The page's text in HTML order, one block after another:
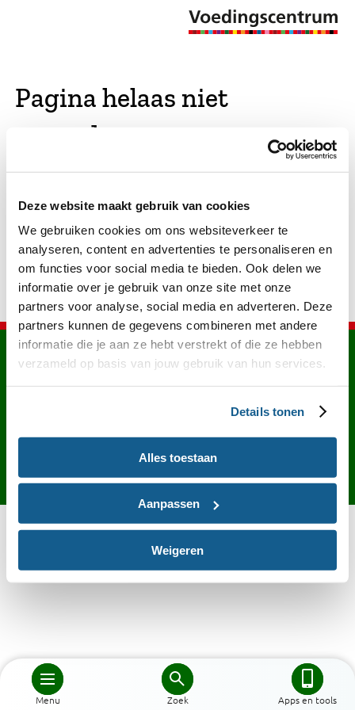
Deze website maakt gebruik van cookies
We gebruiken cookies om ons websiteverkeer te
analyseren, content en advertenties te personaliseren en
om functies voor social media te bieden. Ook delen we
informatie over je gebruik van onze site met onze
partners voor analyse, social media en adverteren. Deze
partners kunnen de gegevens combineren met andere
informatie die je aan ze hebt verstrekt of die ze hebben
verzameld op basis van jouw gebruik van hun services.
Details tonen
Alles toestaan
Aanpassen
Weigeren
Menu Zoek Apps en tools
Pagina helaas niet
gevonden
hebben gekeken of er vergelijkbare pagina's
bestaan. Als dat zo is, dan zie je die hier.
Contact English Privacy
Cookies
Toegankelijkheid
Desktop site